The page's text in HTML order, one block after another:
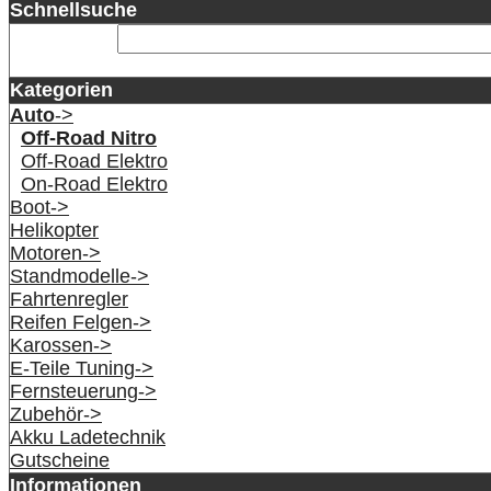
Schnellsuche
Kategorien
Auto->
Off-Road Nitro
Off-Road Elektro
On-Road Elektro
Boot->
Helikopter
Motoren->
Standmodelle->
Fahrtenregler
Reifen Felgen->
Karossen->
E-Teile Tuning->
Fernsteuerung->
Zubehör->
Akku Ladetechnik
Gutscheine
Informationen